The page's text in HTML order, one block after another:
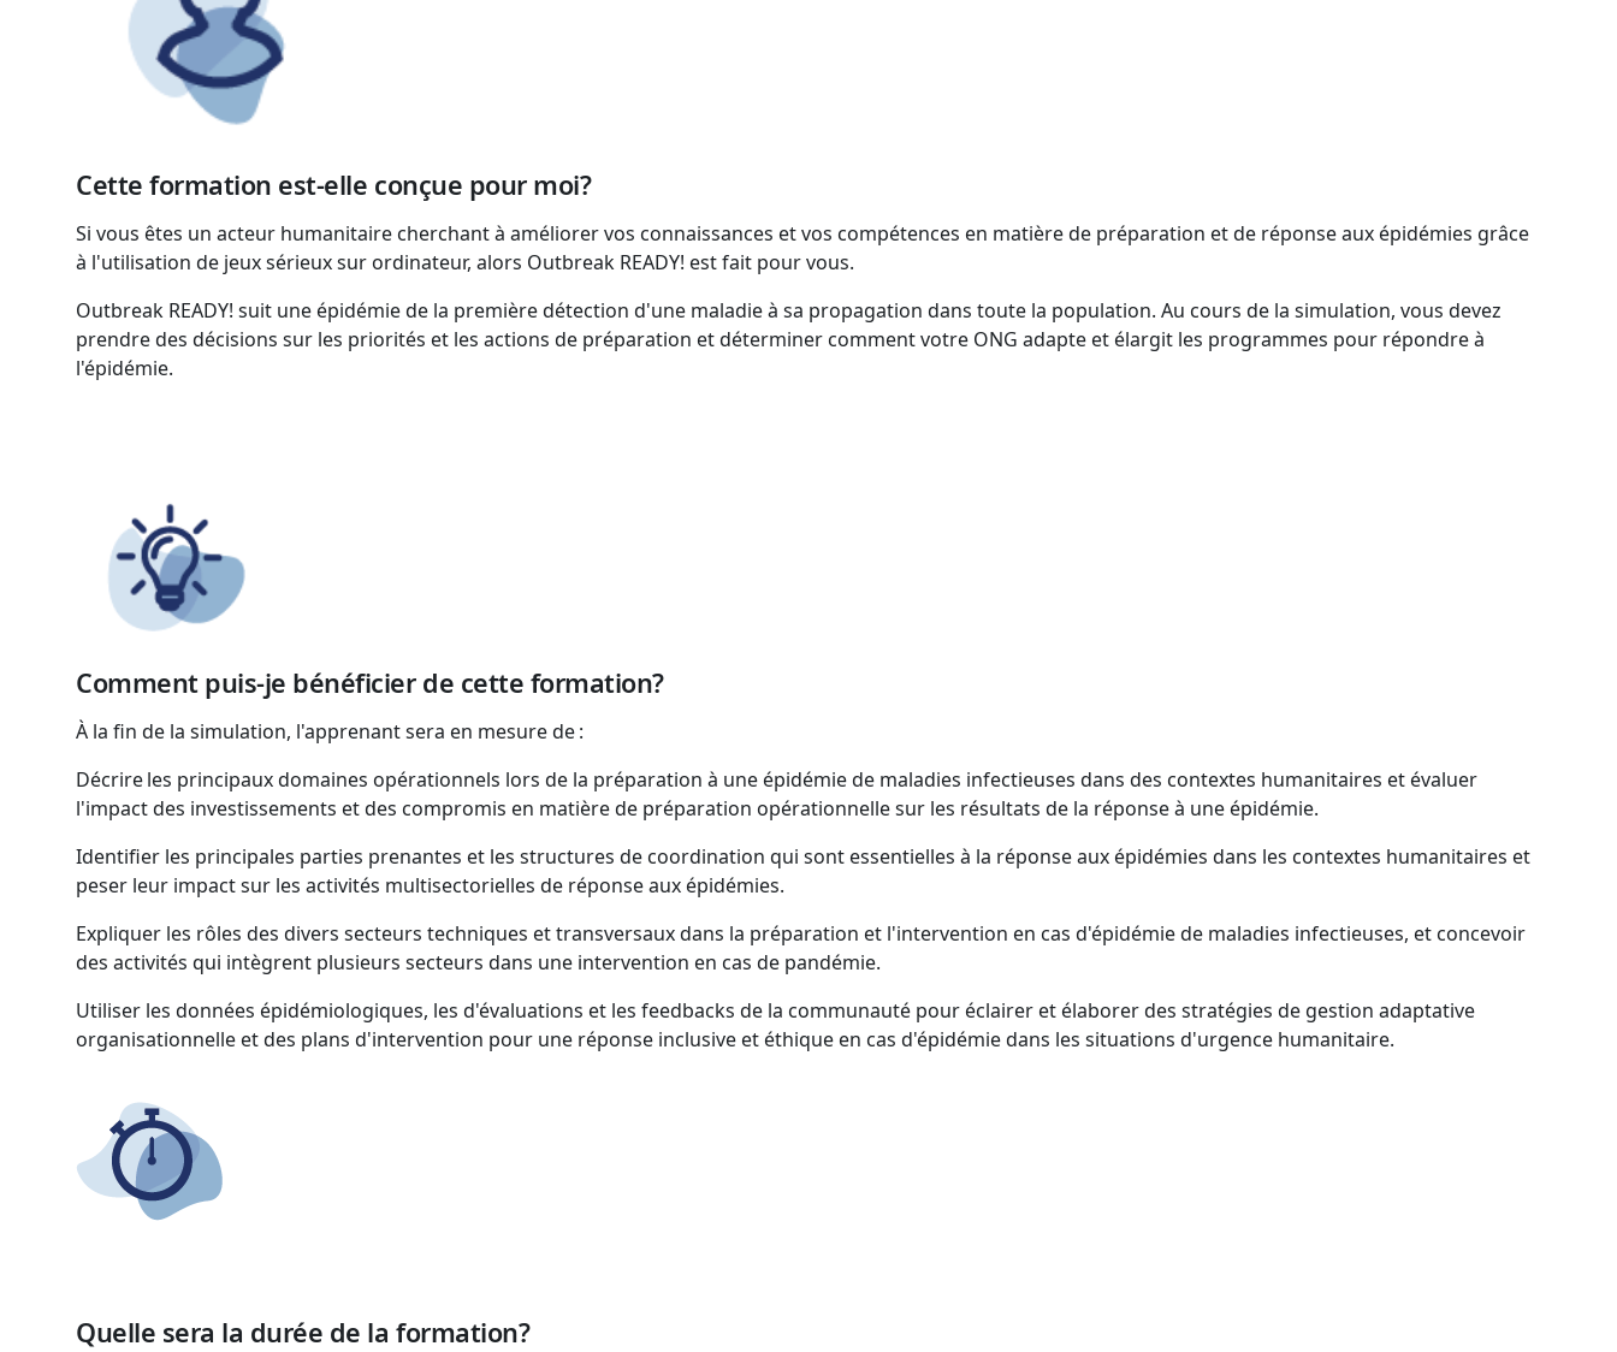
Cette formation est-elle conçue pour moi?
Si vous êtes un acteur humanitaire cherchant à améliorer vos connaissances et vos compétences en matière de préparation et de réponse aux épidémies grâce
à l'utilisation de jeux sérieux sur ordinateur, alors Outbreak READY! est fait pour vous.
Outbreak READY! suit une épidémie de la première détection d'une maladie à sa propagation dans toute la population. Au cours de la simulation, vous devez
prendre des décisions sur les priorités et les actions de préparation et déterminer comment votre ONG adapte et élargit les programmes pour répondre à
l'épidémie.
Comment puis-je bénéficier de cette formation?
À la fin de la simulation, l'apprenant sera en mesure de :
Décrire les principaux domaines opérationnels lors de la préparation à une épidémie de maladies infectieuses dans des contextes humanitaires et évaluer
l'impact des investissements et des compromis en matière de préparation opérationnelle sur les résultats de la réponse à une épidémie.
Identifier les principales parties prenantes et les structures de coordination qui sont essentielles à la réponse aux épidémies dans les contextes humanitaires et
peser leur impact sur les activités multisectorielles de réponse aux épidémies.
Expliquer les rôles des divers secteurs techniques et transversaux dans la préparation et l'intervention en cas d'épidémie de maladies infectieuses, et concevoir
des activités qui intègrent plusieurs secteurs dans une intervention en cas de pandémie.
Utiliser les données épidémiologiques, les d'évaluations et les feedbacks de la communauté pour éclairer et élaborer des stratégies de gestion adaptative
organisationnelle et des plans d'intervention pour une réponse inclusive et éthique en cas d'épidémie dans les situations d'urgence humanitaire.
Quelle sera la durée de la formation?